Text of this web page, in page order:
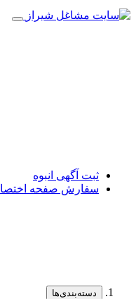
ثبت آگهی انبوه
سفارش صفحه
دسته‌بندی‌ها